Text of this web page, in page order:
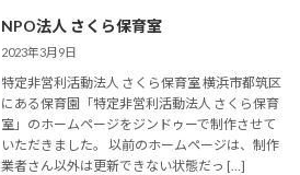
NPO法人 さくら保育室
2023年3月9日
特定非営利活動法人 さくら保育室 横浜市都筑区
にある保育園「特定非営利活動法人 さくら保育
室」のホームページをジンドゥーで制作させて
いただきました。 以前のホームページは、制作
業者さん以外は更新できない状態だっ […]